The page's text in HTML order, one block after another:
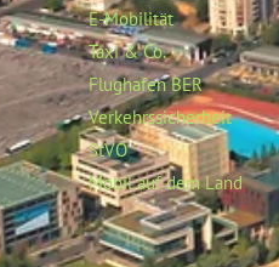
E-Mobilität
Taxi & Co.
Flughafen BER
Verkehrssicherheit
StVO
Mobil auf dem Land